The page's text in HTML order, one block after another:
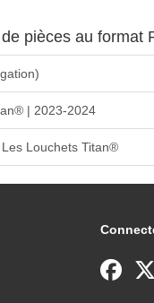
pièces au format
| 2023-2024
Louchets Titan®